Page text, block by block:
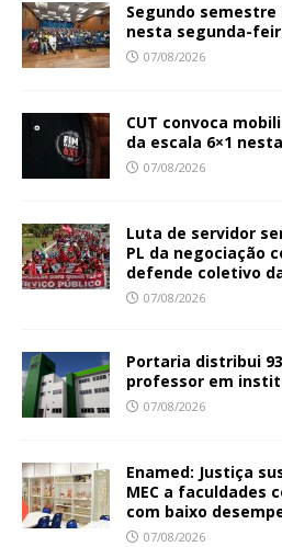
Segundo semestre
nesta segunda-
07/08/2026
CUT convoca
da escala 6×1
07/08/2026
Luta de servidor
PL da negociação
defende coletivo
07/08/2026
Portaria distribui
professor em
07/08/2026
Enamed: Justiça
MEC a faculdades
com baixo
07/08/2026